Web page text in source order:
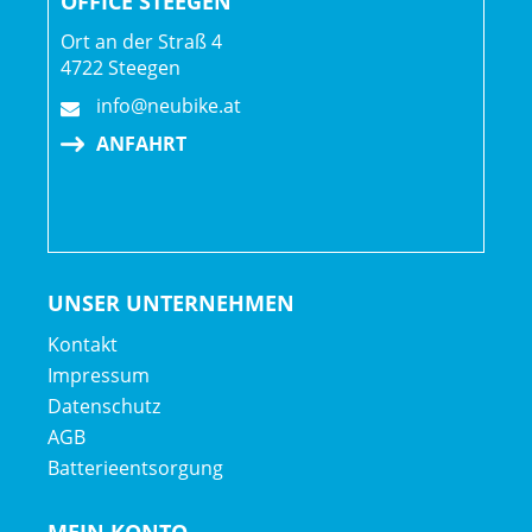
Kurbelsatz: e*thirteen Helix Race Carbon, 34 Z., 55 mm
Kettenlinie, 170 mm Kurbelarmlänge
e*thirteen BB20-92
Steuersatz: FSA IS-2, 1 1/8" oben, 1,5" unten
Lenker: Bontrager RSL, integrierte Lenker/Vorbau-Einheit,
OCLV Carbon, 0 mm Rise, 750 mm Breite, Vorbau mit
-13 Grad Rise, 70 mm Länge
Sattel: Aeolus RSL, Carbonstreben, 145 mm Breite
Ort an der Straß 4
4722 Steegen
info@neubike.at
ANFAHRT
UNSER UNTERNEHMEN
Kontakt
Impressum
Datenschutz
AGB
Batterieentsorgung